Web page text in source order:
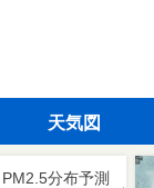
天気図
PM2.5分布予測